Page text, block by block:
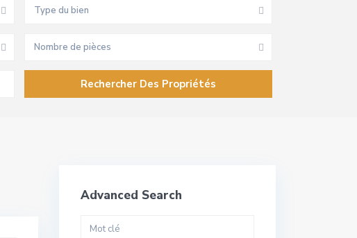
Type du bien
Nombre de pièces
Advanced Search